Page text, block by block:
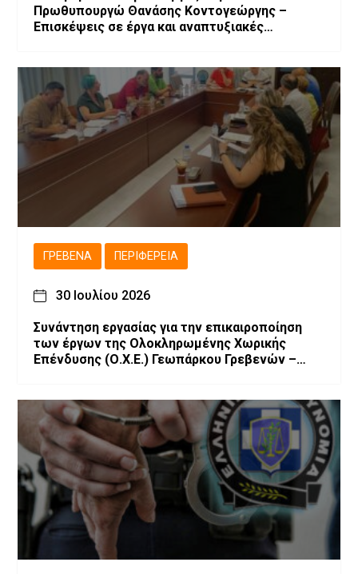
Πρωθυπουργώ Θανάσης Κοντογεώργης –
Επισκέψεις σε έργα και αναπτυξιακές
ΓΡΕΒΕΝΆ ΠΕΡΙΦΈΡΕΙΑ
30 Ιουλίου 2026
Συνάντηση εργασίας για την επικαιροποίηση
των έργων της Ολοκληρωμένης Χωρικής
Επένδυσης (Ο.Χ.Ε.) Γεωπάρκου Γρεβενών –